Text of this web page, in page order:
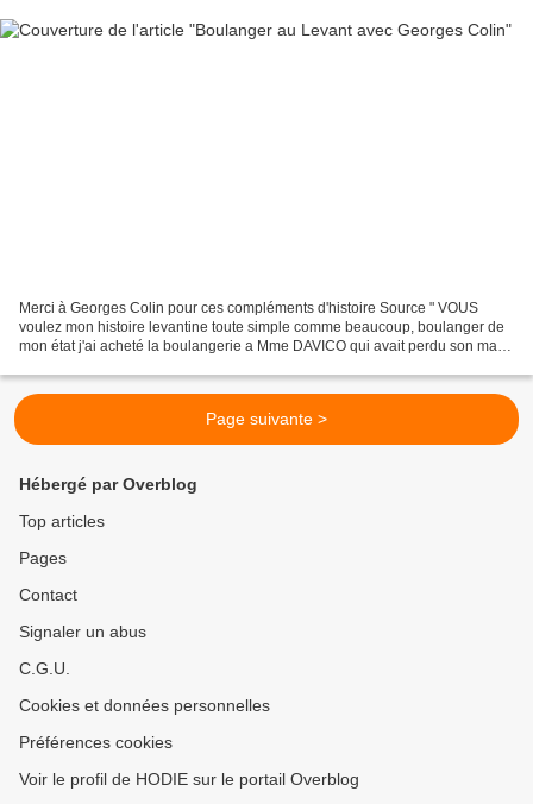
Merci à Georges Colin pour ces compléments d'histoire Source " VOUS
voulez mon histoire levantine toute simple comme beaucoup, boulanger de
mon état j'ai acheté la boulangerie a Mme DAVICO qui avait perdu son mari
Page suivante >
Hébergé par Overblog
Top articles
Pages
Contact
Signaler un abus
C.G.U.
Cookies et données personnelles
Préférences cookies
Voir le profil de HODIE sur le portail Overblog